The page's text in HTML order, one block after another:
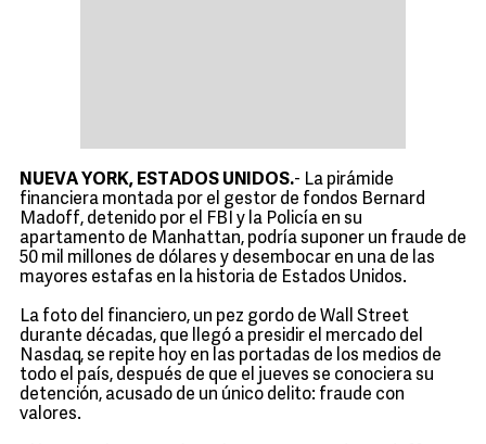
NUEVA YORK, ESTADOS UNIDOS.- La pirámide
financiera montada por el gestor de fondos Bernard
Madoff, detenido por el FBI y la Policía en su
apartamento de Manhattan, podría suponer un fraude de
50 mil millones de dólares y desembocar en una de las
mayores estafas en la historia de Estados Unidos.
La foto del financiero, un pez gordo de Wall Street
durante décadas, que llegó a presidir el mercado del
Nasdaq, se repite hoy en las portadas de los medios de
todo el país, después de que el jueves se conociera su
detención, acusado de un único delito: fraude con
valores.